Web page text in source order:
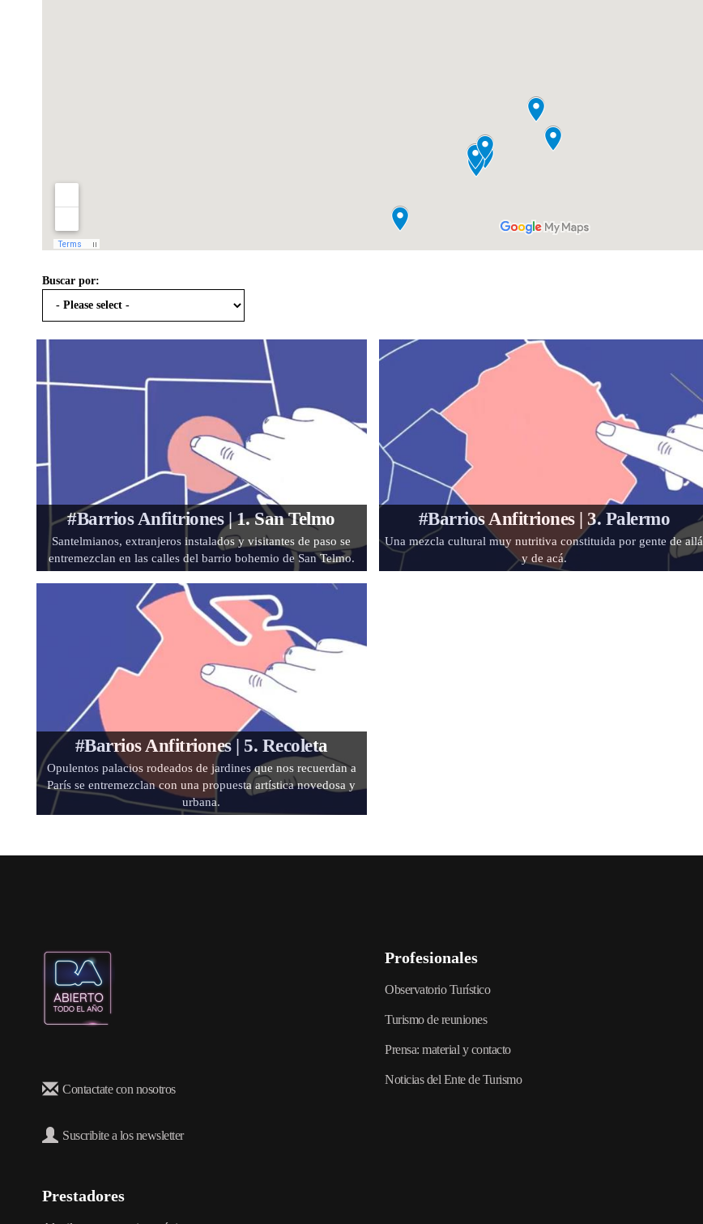
Buscar por:
#Barrios Anfitriones | 1. San Telmo
Santelmianos, extranjeros instalados y visitantes de paso se
entremezclan en las calles del barrio bohemio de San Telmo.
#Barrios Anfitriones | 3. Palermo
Una mezcla cultural muy nutritiva constituida por gente de allá
y de acá.
#Barrios Anfitriones | 5. Recoleta
Opulentos palacios rodeados de jardines que nos recuerdan a
París se entremezclan con una propuesta artística novedosa y
urbana.
Contactate con nosotros
Suscribite a los newsletter
Profesionales
Observatorio Turístico
Turismo de reuniones
Prensa: material y contacto
Noticias del Ente de Turismo
Prestadores